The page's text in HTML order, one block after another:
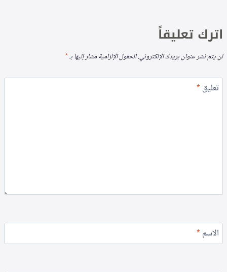
اترك تعليقاً
لن يتم نشر عنوان بريدك الإلكتروني.الحقول الإلزامية مشار إليها بـ*
تعليق*
الاسم*